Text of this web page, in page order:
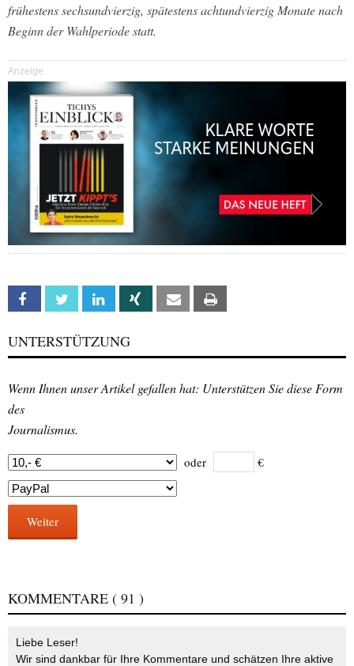
frühestens sechsundvierzig, spätestens achtundvierzig Monate nach
Beginn der Wahlperiode statt.
Anzeige
Facebook Twitter Linkedin Xing Email
UNTERSTÜTZUNG
Wenn Ihnen unser Artikel gefallen hat: Unterstützen Sie diese Form
des
Journalismus.
oder €
Weiter
KOMMENTARE ( 91 )
Liebe Leser!
Wir sind dankbar für Ihre Kommentare und schätzen Ihre aktive